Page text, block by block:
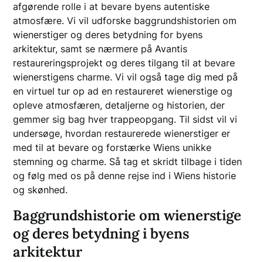
afgørende rolle i at bevare byens autentiske
atmosfære. Vi vil udforske baggrundshistorien om
wienerstiger og deres betydning for byens
arkitektur, samt se nærmere på Avantis
restaureringsprojekt og deres tilgang til at bevare
wienerstigens charme. Vi vil også tage dig med på
en virtuel tur op ad en restaureret wienerstige og
opleve atmosfæren, detaljerne og historien, der
gemmer sig bag hver trappeopgang. Til sidst vil vi
undersøge, hvordan restaurerede wienerstiger er
med til at bevare og forstærke Wiens unikke
stemning og charme. Så tag et skridt tilbage i tiden
og følg med os på denne rejse ind i Wiens historie
og skønhed.
Baggrundshistorie om wienerstige
og deres betydning i byens
arkitektur